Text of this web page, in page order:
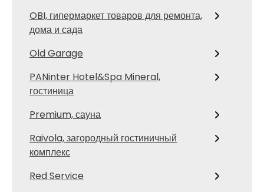
OBI, гипермаркет товаров для ремонта,
дома и сада
Old Garage
PANinter Hotel&Spa Mineral,
гостиница
Premium, сауна
Raivola, загородный гостиничный
комплекс
Red Service